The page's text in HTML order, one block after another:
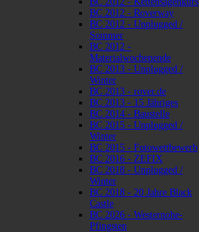
BC 2012 - Roverway
BC 2012 - Unplugged /
Sommer
BC 2012 -
Materialwochenende
BC 2013 - Unplugged /
Winter
BC 2013 - rover.de
BC 2013 - 15 Jähriges
BC 2014 - Baustelle
BC 2015 - Unplugged /
Winter
BC 2015 - Fotowettbewerb
BC 2016 - ZEFIX
BC 2018 - Unplugged /
Winter
BC 2018 - 20 Jahre Black
Castle
BC 2026 - Westernohe-
Pfingsten